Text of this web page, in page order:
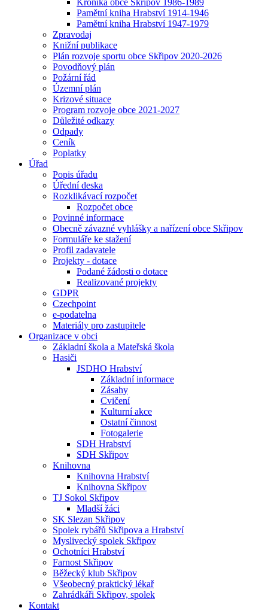
Kronika obce Skřipov 1986-1989
Pamětní kniha Hrabství 1914-1946
Pamětní kniha Hrabství 1947-1979
Zpravodaj
Knižní publikace
Plán rozvoje sportu obce Skřipov 2020-2026
Povodňový plán
Požární řád
Územní plán
Krizové situace
Program rozvoje obce 2021-2027
Důležité odkazy
Odpady
Ceník
Poplatky
Úřad
Popis úřadu
Úřední deska
Rozklikávací rozpočet
Rozpočet obce
Povinné informace
Obecně závazné vyhlášky a nařízení obce Skřipov
Formuláře ke stažení
Profil zadavatele
Projekty - dotace
Podané žádosti o dotace
Realizované projekty
GDPR
Czechpoint
e-podatelna
Materiály pro zastupitele
Organizace v obci
Základní škola a Mateřská škola
Hasiči
JSDHO Hrabství
Základní informace
Zásahy
Cvičení
Kulturní akce
Ostatní činnost
Fotogalerie
SDH Hrabství
SDH Skřipov
Knihovna
Knihovna Hrabství
Knihovna Skřipov
TJ Sokol Skřipov
Mladší žáci
SK Slezan Skřipov
Spolek rybářů Skřipova a Hrabství
Myslivecký spolek Skřipov
Ochotníci Hrabství
Farnost Skřipov
Běžecký klub Skřipov
Všeobecný praktický lékař
Zahrádkáři Skřipov, spolek
Kontakt